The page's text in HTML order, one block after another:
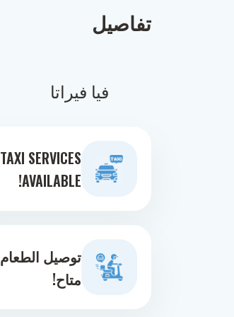
تفاصيل
فيا فيراتا
TAXI SERVICES
AVAILABLE!
توصيل الطعام
متاح!